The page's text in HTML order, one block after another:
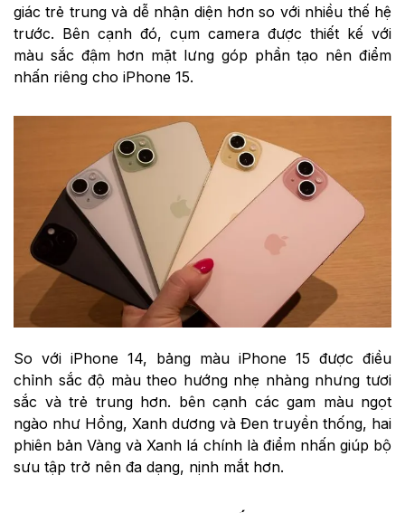
giác trẻ trung và dễ nhận diện hơn so với nhiều thế hệ
trước. Bên cạnh đó, cụm camera được thiết kế với
màu sắc đậm hơn mặt lưng góp phần tạo nên điểm
nhấn riêng cho iPhone 15.
So với iPhone 14, bảng màu iPhone 15 được điều
chỉnh sắc độ màu theo hướng nhẹ nhàng nhưng tươi
sắc và trẻ trung hơn. bên cạnh các gam màu ngọt
ngào như Hồng, Xanh dương và Đen truyền thống, hai
phiên bản Vàng và Xanh lá chính là điểm nhấn giúp bộ
sưu tập trở nên đa dạng, nịnh mắt hơn.